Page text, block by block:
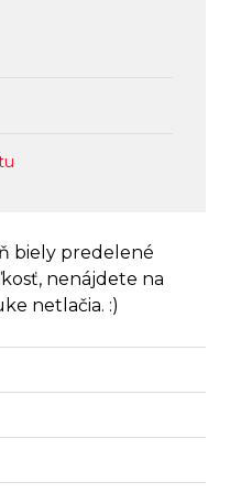
biely predelené
nenájdete na
netlačia. :)